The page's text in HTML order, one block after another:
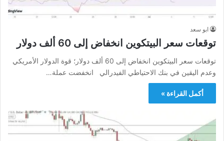
ابو سعد
توقعات سعر البيتكوين انخفاض إلى 60 ألف دولار
توقعات سعر البيتكوين انخفاض إلى 60 ألف دولار؛ قوة الدولار الأمريكي
وعدم اليقين في بنك الاحتياطي الفيدرالي انخفضت عملة…
أكمل القراءة »